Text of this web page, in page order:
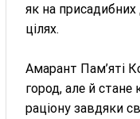
як на присадибних
цілях.
Амарант Пам’яті
город, але й
раціону завдяки